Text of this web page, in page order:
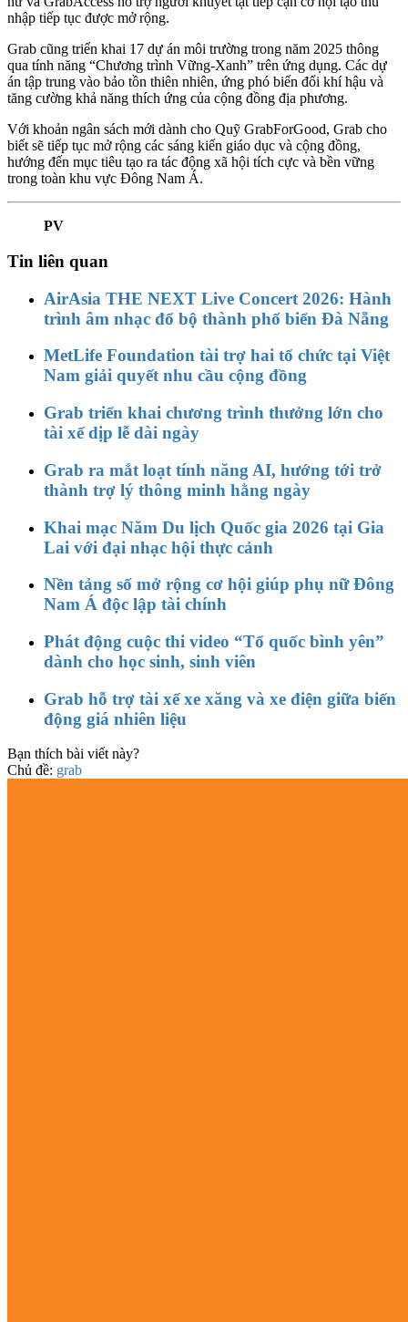
nhập tiếp tục được mở rộng.
Grab cũng triển khai 17 dự án môi trường trong năm 2025 thông
qua tính năng “Chương trình Vững-Xanh” trên ứng dụng. Các dự
án tập trung vào bảo tồn thiên nhiên, ứng phó biến đổi khí hậu và
tăng cường khả năng thích ứng của cộng đồng địa phương.
Với khoản ngân sách mới dành cho Quỹ GrabForGood, Grab cho
biết sẽ tiếp tục mở rộng các sáng kiến giáo dục và cộng đồng,
hướng đến mục tiêu tạo ra tác động xã hội tích cực và bền vững
trong toàn khu vực Đông Nam Á.
PV
Tin liên quan
AirAsia THE NEXT Live Concert 2026: Hành
trình âm nhạc đổ bộ thành phố biển Đà Nẵng
MetLife Foundation tài trợ hai tổ chức tại Việt
Nam giải quyết nhu cầu cộng đồng
Grab triển khai chương trình thưởng lớn cho
tài xế dịp lễ dài ngày
Grab ra mắt loạt tính năng AI, hướng tới trở
thành trợ lý thông minh hằng ngày
Khai mạc Năm Du lịch Quốc gia 2026 tại Gia
Lai với đại nhạc hội thực cảnh
Nền tảng số mở rộng cơ hội giúp phụ nữ Đông
Nam Á độc lập tài chính
Phát động cuộc thi video “Tổ quốc bình yên”
dành cho học sinh, sinh viên
Grab hỗ trợ tài xế xe xăng và xe điện giữa biến
động giá nhiên liệu
Bạn thích bài viết này?
Chủ đề: grab